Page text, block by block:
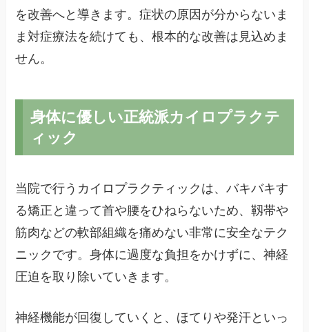
を改善へと導きます。症状の原因が分からないま
ま対症療法を続けても、根本的な改善は見込めま
せん。
身体に優しい正統派カイロプラクテ
ィック
当院で行うカイロプラクティックは、バキバキす
る矯正と違って首や腰をひねらないため、靱帯や
筋肉などの軟部組織を痛めない非常に安全なテク
ニックです。身体に過度な負担をかけずに、神経
圧迫を取り除いていきます。
神経機能が回復していくと、ほてりや発汗といっ